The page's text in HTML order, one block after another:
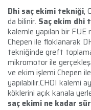
Dhi saç ekimi tekniği,
da bilinir. Saç ekim dhi
kalemle yapılan bir
Chepen ile floklanarak
tekniğinde greft
mikromotor ile
ve ekim işlemi Chepen
yapılabilir.CHOI kalemi
köklerini açık kanala
saç ekimi ne kadar